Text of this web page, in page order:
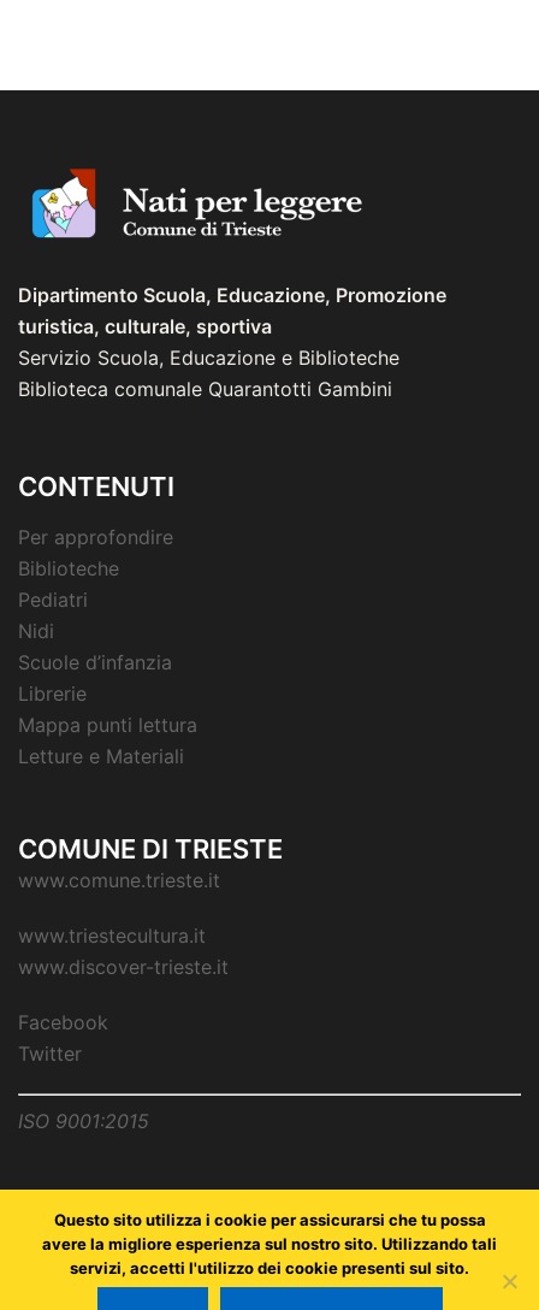
Dipartimento Scuola, Educazione, Promozione
turistica, culturale, sportiva
Servizio Scuola, Educazione e Biblioteche
Biblioteca comunale Quarantotti Gambini
CONTENUTI
Per approfondire
Biblioteche
Pediatri
Nidi
Scuole d’infanzia
Librerie
Mappa punti lettura
Letture e Materiali
COMUNE DI TRIESTE
www.comune.trieste.it
www.triestecultura.it
www.discover-trieste.it
Facebook
Twitter
ISO 9001:2015
Copyright © Comune di Trieste - partita Iva 00210240321 - all
Questo sito utilizza i cookie per assicurarsi che tu possa
avere la migliore esperienza sul nostro sito. Utilizzando tali
servizi, accetti l'utilizzo dei cookie presenti sul sito.